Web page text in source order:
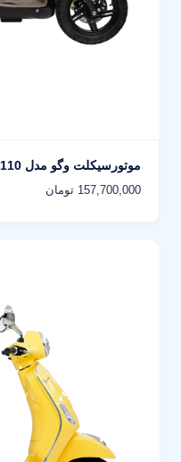
موتورسیکلت وگو مدل 110 سال 1402
157,700,000 تومان